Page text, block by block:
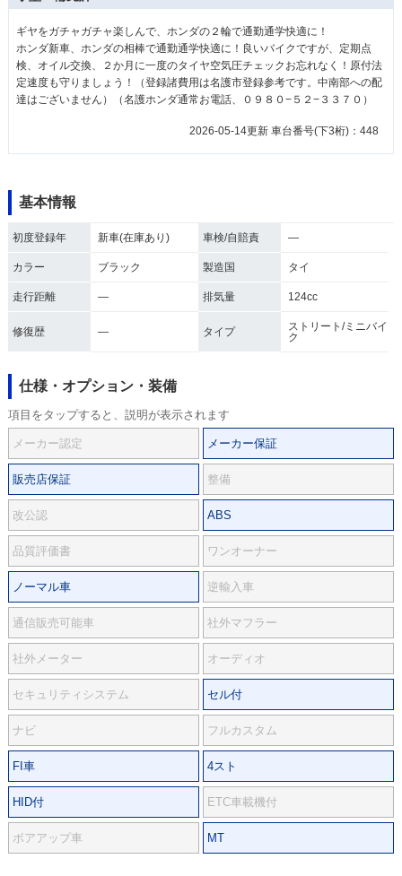
ギヤをガチャガチャ楽しんで、ホンダの２輪で通勤通学快適に！
ホンダ新車、ホンダの相棒で通勤通学快適に！良いバイクですが、定期点
検、オイル交換、２か月に一度のタイヤ空気圧チェックお忘れなく！原付法
定速度も守りましょう！（登録諸費用は名護市登録参考です。中南部への配
達はございません）（名護ホンダ通常お電話、０９８０−５２−３３７０）
2026-05-14更新 車台番号(下3桁)：448
基本情報
初度登録年 新車(在庫あり) 車検/自賠責 ―
カラー ブラック 製造国 タイ
走行距離 ― 排気量 124cc
修復歴 ― タイプ
ストリート/ミニバイ
ク
仕様・オプション・装備
項目をタップすると、説明が表示されます
メーカー認定 メーカー保証
販売店保証 整備
改公認 ABS
品質評価書 ワンオーナー
ノーマル車 逆輸入車
通信販売可能車 社外マフラー
社外メーター オーディオ
セキュリティシステム セル付
ナビ フルカスタム
FI車 4スト
HID付 ETC車載機付
ボアアップ車 MT